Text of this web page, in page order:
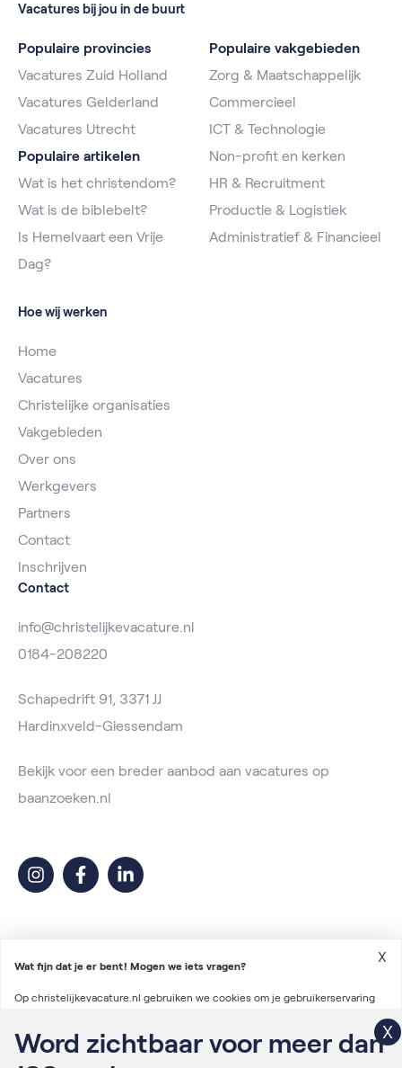
Vacatures bij jou in de buurt
Populaire provincies
Vacatures Zuid Holland
Vacatures Gelderland
Vacatures Utrecht
Populaire artikelen
Wat is het christendom?
Wat is de biblebelt?
Is Hemelvaart een Vrije
Dag?
Populaire vakgebieden
Zorg & Maatschappelijk
Commercieel
ICT & Technologie
Non-profit en kerken
HR & Recruitment
Productie & Logistiek
Administratief & Financieel
Hoe wij werken
Home
Vacatures
Christelijke organisaties
Vakgebieden
Over ons
Werkgevers
Partners
Contact
Inschrijven
Contact
info@christelijkevacature.nl
0184-208220
Schapedrift 91, 3371 JJ
Hardinxveld-Giessendam
Bekijk voor een breder aanbod aan vacatures op
baanzoeken.nl
2026 © Christelijke Vacature
Voorwaarden vacatureplaatsing
Wat fijn dat je er bent! Mogen we iets vragen?
Op christelijkevacature.nl gebruiken we cookies om je gebruikerservaring
te verbeteren en advertenties te personaliseren. We gebruiken ook cookies
om gegevens te verzamelen voor het personaliseren van content en het
X
Word zichtbaar voor meer dan